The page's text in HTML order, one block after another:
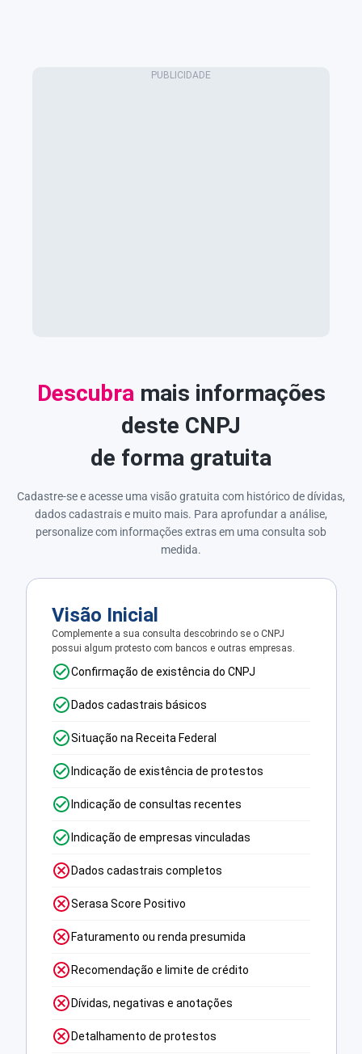
Descubra mais informações
deste CNPJ
de forma gratuita
Cadastre-se e acesse uma visão gratuita com histórico de dívidas,
dados cadastrais e muito mais. Para aprofundar a análise,
personalize com informações extras em uma consulta sob
medida.
Visão Inicial
Complemente a sua consulta descobrindo se o CNPJ
possui algum protesto com bancos e outras empresas.
Confirmação de existência do CNPJ
Dados cadastrais básicos
Situação na Receita Federal
Indicação de existência de protestos
Indicação de consultas recentes
Indicação de empresas vinculadas
Dados cadastrais completos
Serasa Score Positivo
Faturamento ou renda presumida
Recomendação e limite de crédito
Dívidas, negativas e anotações
Detalhamento de protestos